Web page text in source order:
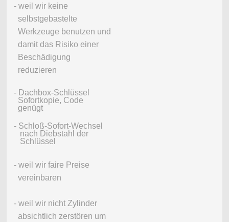
- weil wir keine
selbstgebastelte
Werkzeuge benutzen und
damit das Risiko einer
Beschädigung
reduzieren
- Dachbox-Schlüssel
Sofortkopie, Code
genügt
- Schloß-Sofort-Wechsel
nach Diebstahl der
Schlüssel
- weil wir faire Preise
vereinbaren
- weil wir nicht Zylinder
absichtlich zerstören um